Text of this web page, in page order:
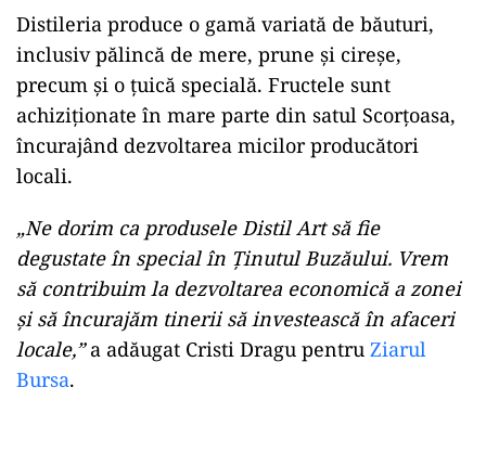
Distileria produce o gamă variată de băuturi,
inclusiv pălincă de mere, prune și cireșe,
precum și o țuică specială. Fructele sunt
achiziționate în mare parte din satul Scorțoasa,
încurajând dezvoltarea micilor producători
locali.
„Ne dorim ca produsele Distil Art să fie
degustate în special în Ținutul Buzăului. Vrem
să contribuim la dezvoltarea economică a zonei
și să încurajăm tinerii să investească în afaceri
locale,”a adăugat Cristi Dragu pentru Ziarul
Bursa.